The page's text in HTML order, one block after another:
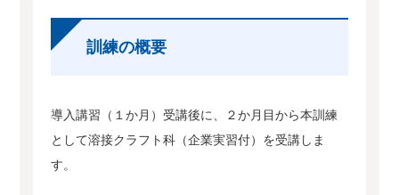
訓練の概要
導入講習（１か月）受講後に、２か月目から本訓練
として溶接クラフト科（企業実習付）を受講しま
す。